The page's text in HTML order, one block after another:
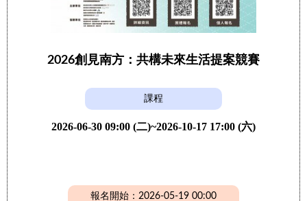
2026創見南方：共構未來生活提案競賽
課程
2026-06-30 09:00 (二)~2026-10-17 17:00 (六)
報名開始：2026-05-19 00:00